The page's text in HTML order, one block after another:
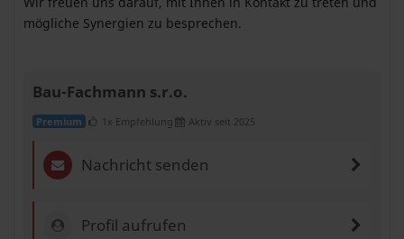
mögliche Synergien zu besprechen.
Bau-Fachmann s.r.o.
Premium 1x Empfehlung Aktiv seit 2025
Nachricht senden
Profil aufrufen